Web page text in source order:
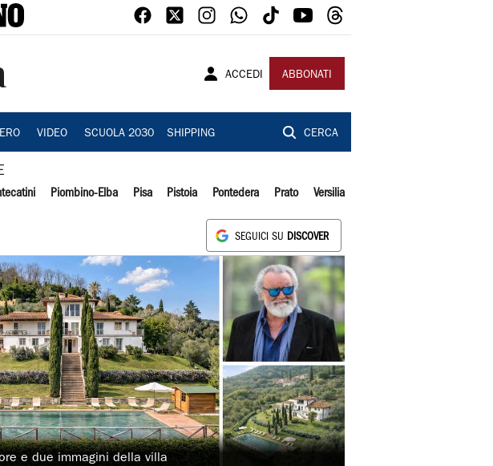
ACCEDI ABBONATI
VIDEO SCUOLA 2030 SHIPPING CERCA
Piombino-Elba Pisa Pistoia Pontedera Prato Versilia
SEGUICI SU DISCOVER
e due immagini della villa